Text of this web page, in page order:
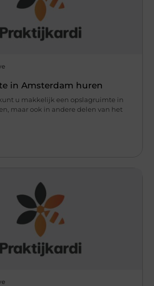
in Amsterdam huren
u makkelijk een opslagruimte in
maar ook in andere delen van het